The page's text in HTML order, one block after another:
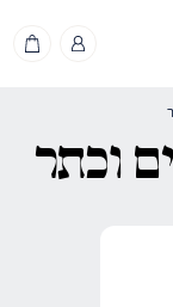
וכתר